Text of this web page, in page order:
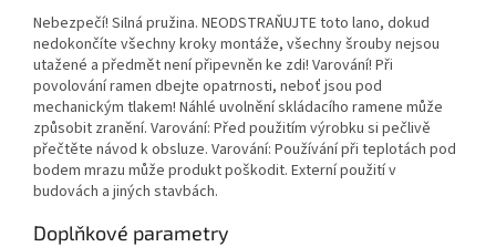
Nebezpečí! Silná pružina. NEODSTRAŇUJTE toto lano, dokud
nedokončíte všechny kroky montáže, všechny šrouby nejsou
utažené a předmět není připevněn ke zdi! Varování! Při
povolování ramen dbejte opatrnosti, neboť jsou pod
mechanickým tlakem! Náhlé uvolnění skládacího ramene může
způsobit zranění. Varování: Před použitím výrobku si pečlivě
přečtěte návod k obsluze. Varování: Používání při teplotách pod
bodem mrazu může produkt poškodit. Externí použití v
budovách a jiných stavbách.
Doplňkové parametry